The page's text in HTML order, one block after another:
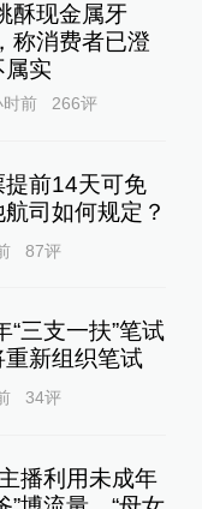
酥现金属牙
称消费者已澄
属实
时前 266评
前14天可免
司如何规定？
87评
三支一扶”笔试
新组织笔试
34评
播利用未成年